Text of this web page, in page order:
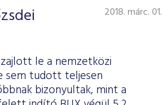
2018. márc. 01.
le a nemzetközi
sem tudott teljesen
bizonyultak, mint a